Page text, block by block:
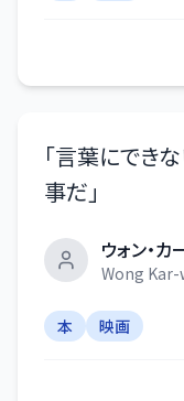
「言葉にでき
事だ 」
ウォン・カ
Wong Kar-
本 映画